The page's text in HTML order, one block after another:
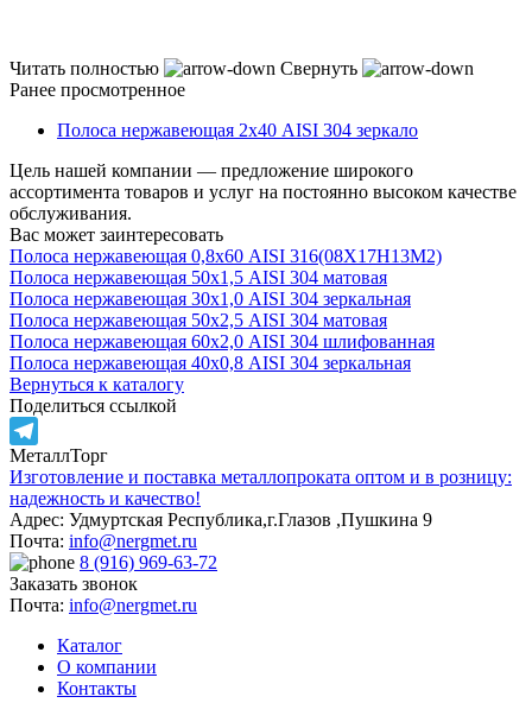
Читать полностью
Свернуть
Ранее просмотренное
Полоса нержавеющая 2х40 AISI 304 зеркало
Цель нашей компании — предложение широкого
ассортимента товаров и услуг на постоянно высоком качестве
обслуживания.
Вас может заинтересовать
Полоса нержавеющая 0,8х60 AISI 316(08Х17Н13М2)
Полоса нержавеющая 50х1,5 AISI 304 матовая
Полоса нержавеющая 30х1,0 AISI 304 зеркальная
Полоса нержавеющая 50х2,5 AISI 304 матовая
Полоса нержавеющая 60х2,0 AISI 304 шлифованная
Полоса нержавеющая 40х0,8 AISI 304 зеркальная
Вернуться к каталогу
Поделиться ссылкой
Telegram
МеталлТорг
Изготовление и поставка металлопроката оптом и в розницу:
надежность и качество!
Адрес: Удмуртская Республика,г.Глазов ,Пушкина 9
Почта: info@nergmet.ru
8 (916) 969-63-72
Заказать звонок
Почта: info@nergmet.ru
Каталог
О компании
Контакты